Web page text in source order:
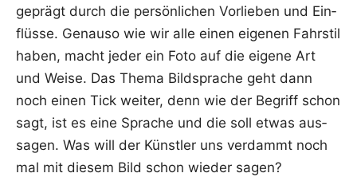
geprägt durch die per­sön­li­chen Vor­lie­ben und Ein­
flüs­se. Genau­so wie wir alle einen eige­nen Fahr­stil
haben, macht jeder ein Foto auf die eige­ne Art
und Wei­se. Das The­ma Bild­spra­che geht dann
noch einen Tick wei­ter, denn wie der Begriff schon
sagt, ist es eine Spra­che und die soll etwas aus­
sa­gen. Was will der Künst­ler uns ver­dammt noch
mal mit die­sem Bild schon wie­der sagen?